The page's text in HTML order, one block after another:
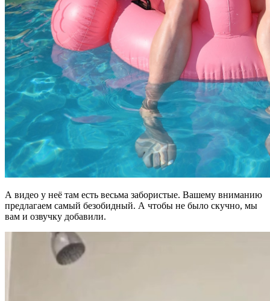
А видео у неё там есть весьма забористые. Вашему вниманию
предлагаем самый безобидный. А чтобы не было скучно, мы
вам и озвучку добавили.